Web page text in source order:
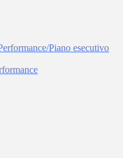
Piano esecutivo